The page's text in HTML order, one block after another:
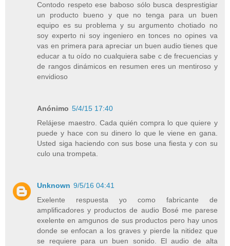
Contodo respeto ese baboso sólo busca desprestigiar
un producto bueno y que no tenga para un buen
equipo es su problema y su argumento chotiado no
soy experto ni soy ingeniero en tonces no opines va
vas en primera para apreciar un buen audio tienes que
educar a tu oído no cualquiera sabe c de frecuencias y
de rangos dinámicos en resumen eres un mentiroso y
envidioso
Anónimo 5/4/15 17:40
Relájese maestro. Cada quién compra lo que quiere y
puede y hace con su dinero lo que le viene en gana.
Usted siga haciendo con sus bose una fiesta y con su
culo una trompeta.
Unknown 9/5/16 04:41
Exelente respuesta yo como fabricante de
amplificadores y productos de audio Bosé me parese
exelente en amgunos de sus productos pero hay unos
donde se enfocan a los graves y pierde la nitidez que
se requiere para un buen sonido. El audio de alta